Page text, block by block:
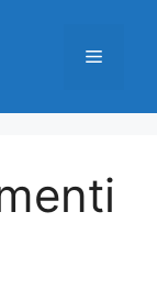
Menu